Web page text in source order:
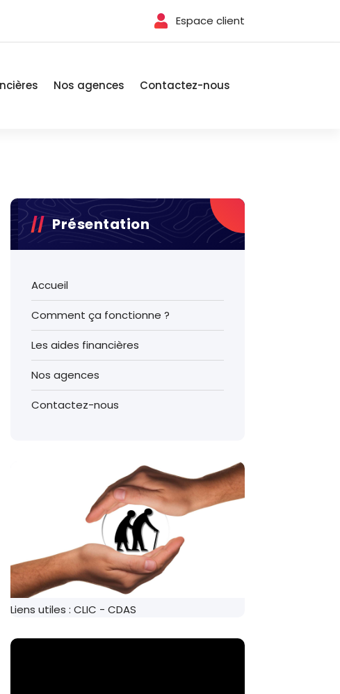
Espace client
Nos agences Contactez-nous
Présentation
Accueil
Comment ça fonctionne ?
Les aides financières
Nos agences
Contactez-nous
Liens utiles : CLIC - CDAS